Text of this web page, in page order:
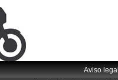
Aviso